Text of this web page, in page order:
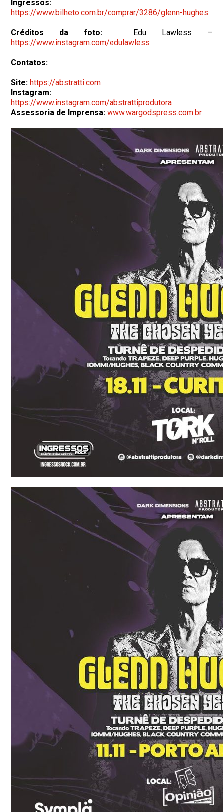
Ingressos:
https://www.bilheto.com.br/comprar/3286/glenn-hughes
Créditos da foto: Edu Lawless –
https://www.instagram.com/edulawless
Contatos:
Site:https://abstratti.com
Instagram:
https://www.instagram.com/abstrattiprodutora
Assessoria de Imprensa:www.wargodspress.com.br